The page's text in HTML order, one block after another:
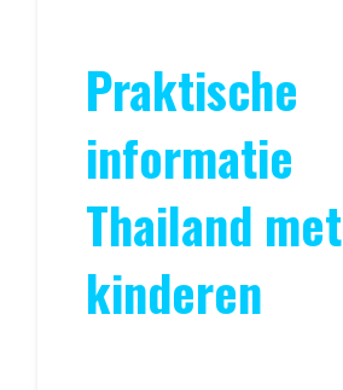
Praktische
informatie
Thailand met
kinderen